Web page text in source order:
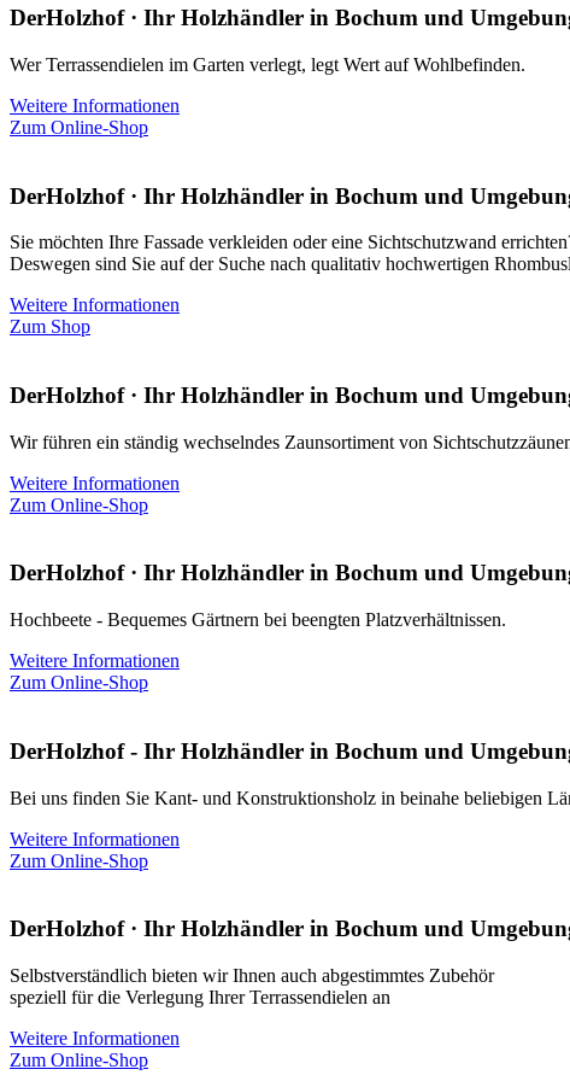
DerHolzhof · Ihr Holzhändler in Bochum und
Wer Terrassendielen im Garten verlegt, legt Wert auf Wohlbefinden.
Weitere Informationen
Zum Online-Shop
DerHolzhof · Ihr Holzhändler in Bochum und
Sie möchten Ihre Fassade verkleiden oder eine Sichtschutzwand
Deswegen sind Sie auf der Suche nach qualitativ hochwertigen
Weitere Informationen
Zum Shop
DerHolzhof · Ihr Holzhändler in Bochum und
Wir führen ein ständig wechselndes Zaunsortiment von
Weitere Informationen
Zum Online-Shop
DerHolzhof · Ihr Holzhändler in Bochum und
Hochbeete - Bequemes Gärtnern bei beengten Platzverhältnissen.
Weitere Informationen
Zum Online-Shop
DerHolzhof - Ihr Holzhändler in Bochum und
Bei uns finden Sie Kant- und Konstruktionsholz in beinahe beliebigen
Weitere Informationen
Zum Online-Shop
DerHolzhof · Ihr Holzhändler in Bochum und
Selbstverständlich bieten wir Ihnen auch abgestimmtes Zubehör
speziell für die Verlegung Ihrer Terrassendielen an
Weitere Informationen
Zum Online-Shop